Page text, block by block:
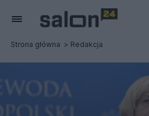
Strona główna Redakcja